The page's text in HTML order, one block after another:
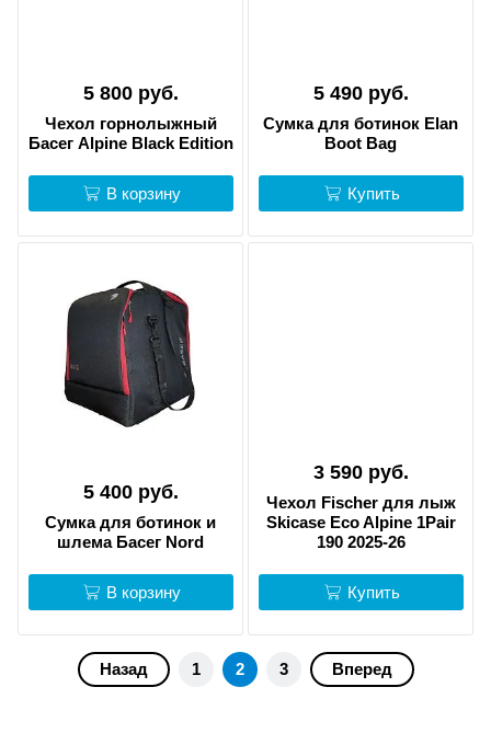
5 800 руб.
Чехол горнолыжный
Басег Alpine Black Edition
В корзину
5 490 руб.
Сумка для ботинок Elan
Boot Bag
Купить
5 400 руб.
Сумка для ботинок и
шлема Басег Nord
В корзину
3 590 руб.
Чехол Fischer для лыж
Skicase Eco Alpine 1Pair
190 2025-26
Купить
Назад 1 2 3 Вперед